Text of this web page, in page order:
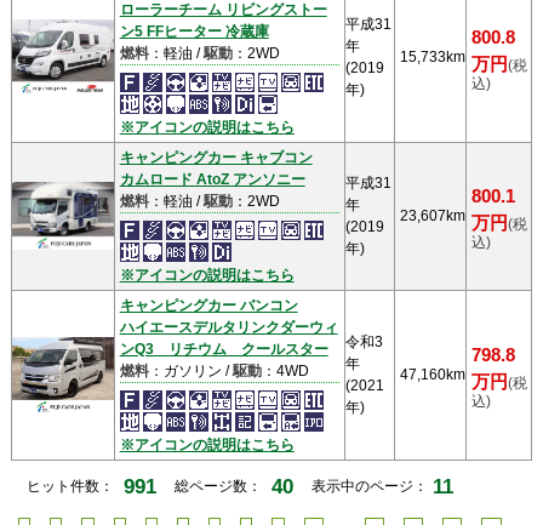
ローラーチーム リビングストー
ン5 FFヒーター 冷蔵庫
燃料：軽油 /駆動：2WD
※アイコンの説明はこちら
平成31
年
(2019
年)
15,733km
800.8
万円(税
込)
キャンピングカー キャブコン
カムロード AtoZ アンソニー
燃料：軽油 /駆動：2WD
※アイコンの説明はこちら
平成31
年
(2019
年)
23,607km
800.1
万円(税
込)
キャンピングカー バンコン
ハイエースデルタリンクダーウィ
ンQ3 リチウム クールスター
燃料：ガソリン /駆動：4WD
※アイコンの説明はこちら
令和3
年
(2021
年)
47,160km
798.8
万円(税
込)
ヒット件数： 991 総ページ数： 40 表示中のページ： 11